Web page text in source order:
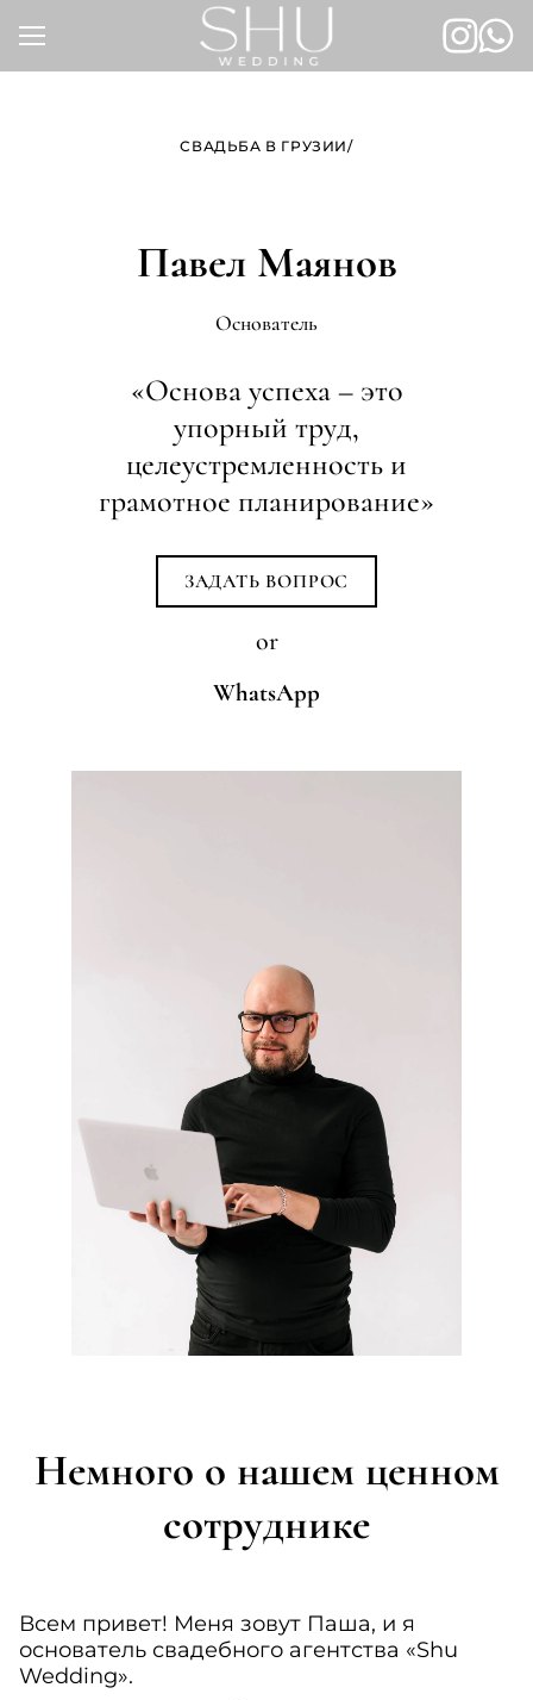
content
СВАДЬБА В ГРУЗИИ/
Павел Маянов
Основатель
«Основа успеха – это
упорный труд,
целеустремленность и
грамотное планирование»
ЗАДАТЬ ВОПРОС
or
WhatsApp
Немного о нашем ценном
сотруднике
Всем привет! Меня зовут Паша, и я
основатель свадебного агентства «Shu
Wedding».